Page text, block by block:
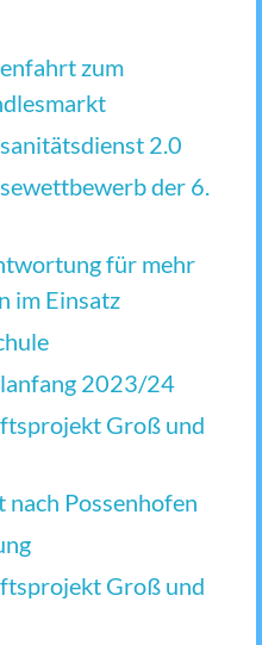
zum
2.0
der 6.
für mehr
im Einsatz
2023/24
Groß und
nach Possenhofen
Groß und